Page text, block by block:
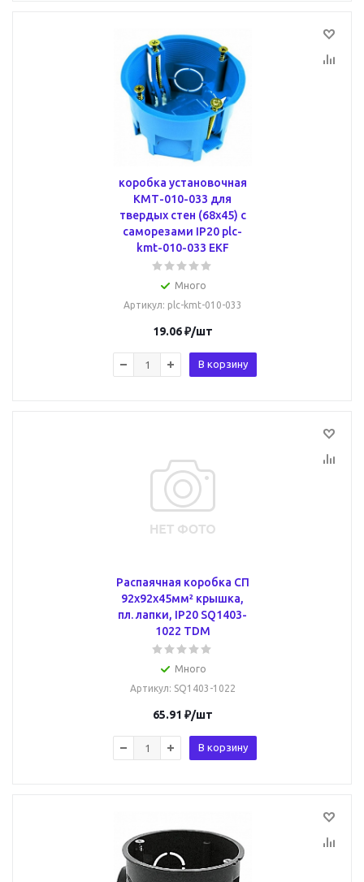
коробка установочная
КМТ-010-033 для
твердых стен (68х45) с
саморезами IP20 plc-
kmt-010-033 EKF
Много
Артикул: plc-kmt-010-033
19.06₽/шт
В корзину
Распаячная коробка СП
92х92х45мм² крышка,
пл. лапки, IP20 SQ1403-
1022 TDM
Много
Артикул: SQ1403-1022
65.91 ₽/шт
В корзину